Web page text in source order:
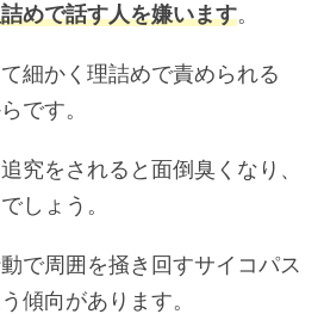
めで話す人を嫌います。
細かく理詰めで責められる
です。
究をされると面倒臭くなり、
しょう。
で周囲を掻き回すサイコパス
傾向があります。